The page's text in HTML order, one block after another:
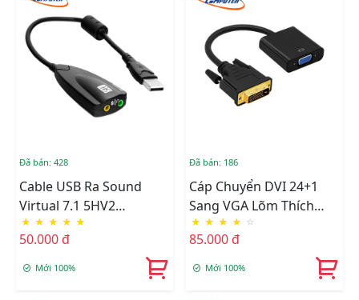
Đã bán: 428
Cable USB Ra Sound
Virtual 7.1 5HV2
Surround Sound Cho
Máy Tính
★ ★ ★ ★ ★
50.000 đ
Mới 100%
Đã bán: 186
Cáp Chuyển DVI 24+1
Sang VGA Lõm Thích
Hợp Với Mọi Thiết Bị
★ ★ ★ ★ ☆
85.000 đ
Mới 100%